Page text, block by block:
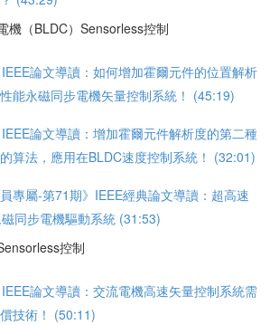
機（BLDC）Sensorless控制
IEEE論文導讀：如何增加霍爾元件的位置解析
能永磁同步電機矢量控制系統！ (45:19)
IEEE論文導讀：增加霍爾元件解析度的第二種
算法，應用在BLDC速度控制系統！ (32:01)
員專屬-第71期》IEEE經典論文導讀：超高速
磁同步電機驅動系統 (31:53)
控制
IEEE論文導讀：交流電機高速矢量控制系統需
技術！ (50:11)